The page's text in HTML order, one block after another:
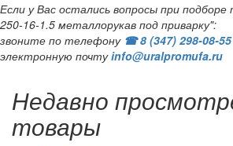
Если у Вас остались вопросы при подборе
250-16-1.5 металлорукав под приварку":
звоните по телефону ☎ 8 (347) 298‑08‑55
электронную почтуinfo@uralpromufa.ru
Недавно
товары